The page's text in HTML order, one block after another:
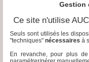
Dragon des Lapidiales un film
Gestion
Ce site n'utilise
Seuls sont utilisés les
"techniques" nécessaires à
En revanche, pour plus